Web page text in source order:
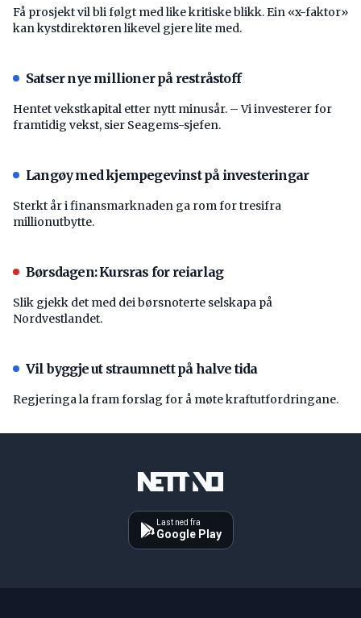
Få prosjekt vil bli følgt med like kritiske blikk. Ein «x-faktor»
kan kystdirektøren likevel gjere lite med.
Satser nye millioner på restråstoff
Hentet vekstkapital etter nytt minusår. – Vi investerer for
framtidig vekst, sier Seagems-sjefen.
Langøy med kjempegevinst på investeringar
Sterkt år i finansmarknaden ga rom for tresifra
millionutbytte.
Børsdagen: Kursras for reiarlag
Slik gjekk det med dei børsnoterte selskapa på
Nordvestlandet.
Vil byggje ut straumnett på halve tida
Regjeringa la fram forslag for å møte kraftutfordringane.
Last ned fra
Google Play